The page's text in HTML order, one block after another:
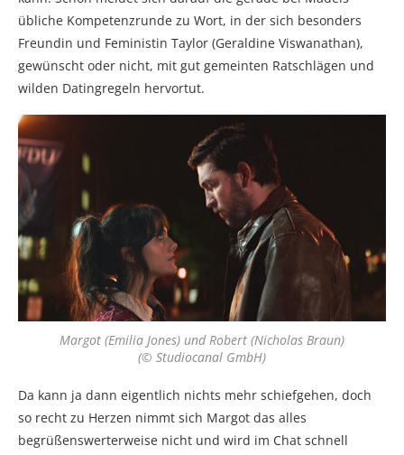
übliche Kompetenzrunde zu Wort, in der sich besonders
Freundin und Feministin Taylor (Geraldine Viswanathan),
gewünscht oder nicht, mit gut gemeinten Ratschlägen und
wilden Datingregeln hervortut.
Margot (Emilia Jones) und Robert (Nicholas Braun)
(© Studiocanal GmbH)
Da kann ja dann eigentlich nichts mehr schiefgehen, doch
so recht zu Herzen nimmt sich Margot das alles
begrüßenswerterweise nicht und wird im Chat schnell